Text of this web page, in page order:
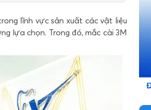
lĩnh vực sản xuất các vật liệu
lựa chọn. Trong đó, mắc cài 3M